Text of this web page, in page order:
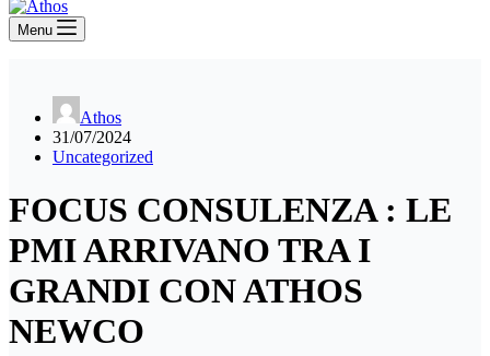
Menu
Athos
31/07/2024
Uncategorized
FOCUS CONSULENZA : LE
PMI ARRIVANO TRA I
GRANDI CON ATHOS
NEWCO